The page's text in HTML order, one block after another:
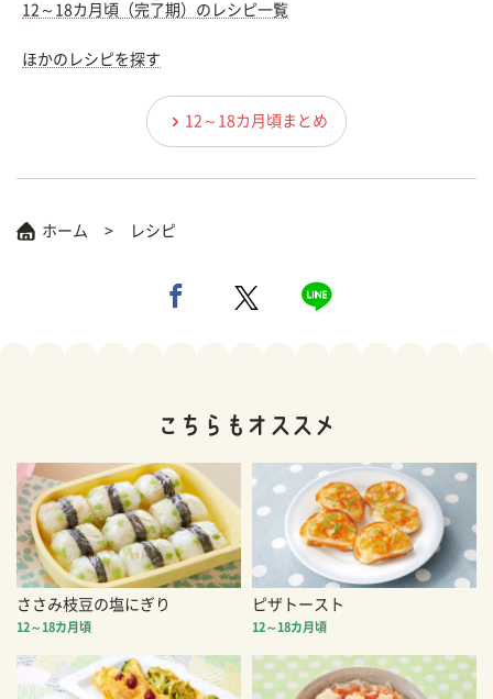
12～18カ月頃（完了期）のレシピ一覧
ほかのレシピを探す
12～18カ月頃まとめ
ホーム レシピ
ささみ枝豆の塩にぎり
12～18カ月頃
ピザトースト
12～18カ月頃